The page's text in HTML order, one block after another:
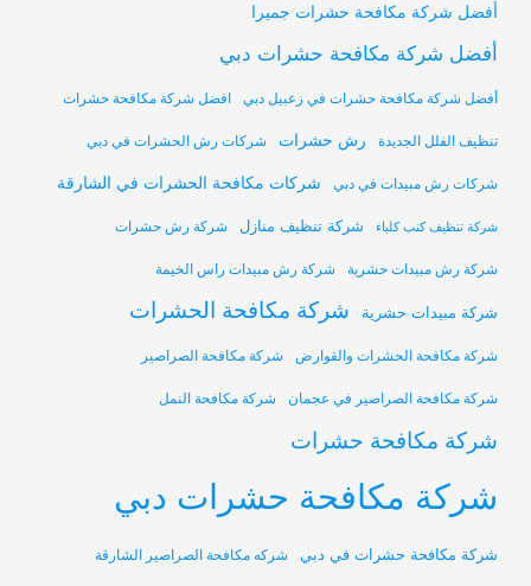
أفضل شركة مكافحة حشرات جميرا
أفضل شركة مكافحة حشرات دبي
أفضل شركة مكافحة حشرات في زعبيل دبي افضل شركة مكافحة حشرات
تنظيف الفلل الجديدة رش حشرات شركات رش الحشرات في دبي
شركات رش مبيدات في دبي شركات مكافحة الحشرات في الشارقة
شركة تنظيف كنب كلباء شركة تنظيف منازل شركة رش حشرات
شركة رش مبيدات حشرية شركة رش مبيدات راس الخيمة
شركة مبيدات حشرية شركة مكافحة الحشرات
شركة مكافحة الحشرات والقوارض شركة مكافحة الصراصير
شركة مكافحة الصراصير في عجمان شركة مكافحة النمل
شركة مكافحة حشرات
شركة مكافحة حشرات دبي
شركة مكافحة حشرات في دبي شركه مكافحة الصراصير الشارقة